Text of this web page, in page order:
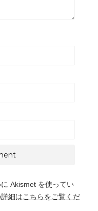
Akismet を使ってい
細はこちらをご覧くだ